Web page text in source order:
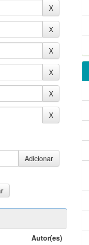
Autor(es)